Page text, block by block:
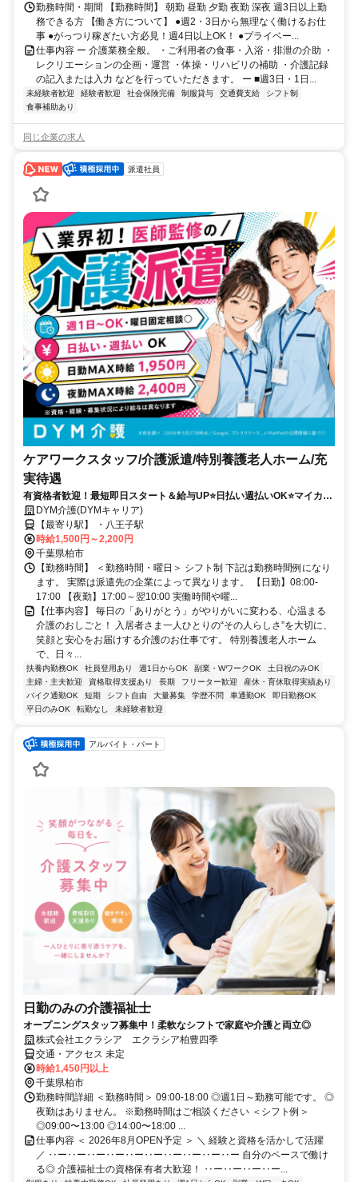
勤務時間・期間 【勤務時間】 朝勤 昼勤 夕勤 夜勤 深夜 週3日以上勤
務できる方 【働き方について】 ●週2・3日から無理なく働けるお仕
事 ●がっつり稼ぎたい方必見！週4日以上OK！ ●プライベー...
仕事内容 ー 介護業務全般。 ・ご利用者の食事・入浴・排泄の介助 ・
レクリエーションの企画・運営 ・体操・リハビリの補助 ・介護記録
の記入または入力 などを行っていただきます。 ー ■週3日・1日...
未経験者歓迎 経験者歓迎 社会保険完備 制服貸与 交通費支給
シフト制
食事補助あり
同じ企業の求人
派遣社員
ケアワークスタッフ/介護派遣/特別養護老人ホーム/充
実待遇
有資格者歓迎！最短即日スタート＆給与UP⭐️日払い週払いOK⭐️マイカー
通勤可＆希望シフト柔軟対応✨
DYM介護(DYMキャリア)
【最寄り駅】 ・八王子駅
時給1,500円～2,200円
千葉県柏市
【勤務時間】 ＜勤務時間・曜日＞ シフト制 下記は勤務時間例になり
ます。 実際は派遣先の企業によって異なります。 【日勤】08:00-
17:00 【夜勤】17:00～翌10:00 実働時間や曜...
【仕事内容】 毎日の「ありがとう」がやりがいに変わる、心温まる
介護のおしごと！ 入居者さま一人ひとりの“その人らしさ”を大切に、
笑顔と安心をお届けする介護のお仕事です。 特別養護老人ホーム
で、日々...
扶養内勤務OK 社員登用あり 週1日からOK 副業・WワークOK
土日祝のみOK
主婦・主夫歓迎
資格取得支援あり 長期 フリーター歓迎
産休・育休取得実績あり
バイク通勤OK
短期 シフト自由 大量募集 学歴不問 車通勤OK
即日勤務OK
平日のみOK
転勤なし 未経験者歓迎
アルバイト・パート
日勤のみの介護福祉士
オープニングスタッフ募集中！柔軟なシフトで家庭や介護と両立◎
株式会社エクラシア エクラシア柏豊四季
交通・アクセス 未定
時給1,450円以上
千葉県柏市
勤務時間詳細 ＜勤務時間＞ 09:00-18:00 ◎週1日～勤務可能です。 ◎
夜勤はありません。 ※勤務時間はご相談ください ＜シフト例＞
◎09:00〜13:00 ◎14:00〜18:00 ...
仕事内容 ＜ 2026年8月OPEN予定 ＞ ＼ 経験と資格を活かして活躍
／ ‥ー‥ー‥ー‥ー‥ー‥ー‥ー‥ー‥ー‥ー 自分のペースで働け
る◎ 介護福祉士の資格保有者大歓迎！ ‥ー‥ー‥ー‥ー...